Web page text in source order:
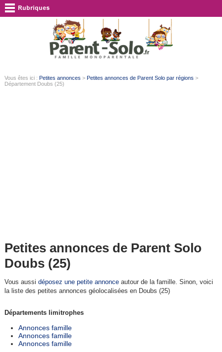
Vous êtes ici : Petites annonces > Petites annonces de Parent Solo par régions >
Département Doubs (25)
Petites annonces de Parent Solo
Doubs (25)
Vous aussi déposez une petite annonceautour de la famille. Sinon, voici
la liste des petites annonces géolocalisées en Doubs (25)
Départements limitrophes
Annonces famille
Annonces famille
Annonces famille